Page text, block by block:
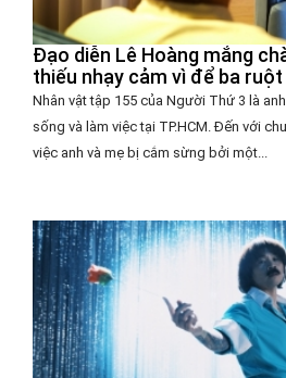
Đạo diễn Lê Hoàng mắng
thiếu nhạy cảm vì để ba
Nhân vật tập 155 của Người Thứ 3 là
sống và làm việc tại TP.HCM. Đến với
việc anh và mẹ bị cắm sừng bởi một...